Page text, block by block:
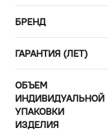
БРЕНД
ГАРАНТИЯ (ЛЕТ)
ОБЪЕМ
ИНДИВИДУАЛЬНОЙ
УПАКОВКИ
ИЗДЕЛИЯ